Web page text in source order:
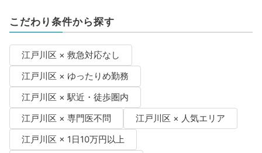
こだわり条件から探す
江戸川区 × 救急対応なし
江戸川区 × ゆったりめ勤務
江戸川区 × 駅近・徒歩圏内
江戸川区 × 専門医不問
江戸川区 × 人気エリア
江戸川区 × 1日10万円以上